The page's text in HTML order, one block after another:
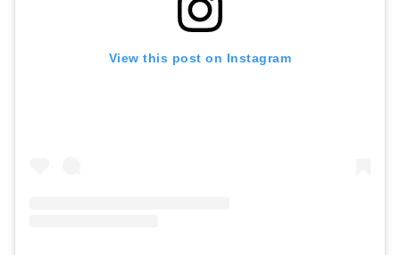
View this post on Instagram